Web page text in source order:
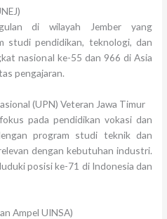
di wilayah Jember yang
studi pendidikan, teknologi, dan
nasional ke-55 dan 966 di Asia
pengajaran.
(UPN) Veteran Jawa Timur
pada pendidikan vokasi dan
program studi teknik dan
dengan kebutuhan industri.
posisi ke-71 di Indonesia dan
Ampel UINSA)